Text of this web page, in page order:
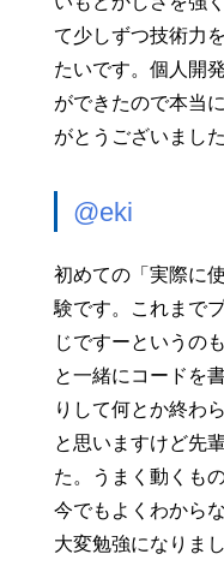
て少しずつ技術力
たいです。個人開
ができたので本当
がとうございました
@eki
初めての「実際に
験です。これまで
じですーというの
と一緒にコードを
りして何とか終わ
と思いますけど先
た。うまく動くも
今でもよくわから
大変勉強になりま